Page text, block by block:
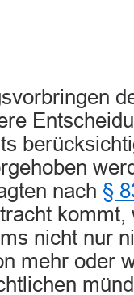
nach §
nicht nur
mehr oder